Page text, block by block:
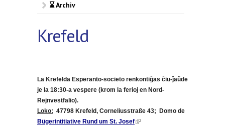
⌛ Archiv
Krefeld
La Krefelda Esperanto-societo renkontiĝas ĉiu-ĵaŭde
je la 18:30-a vespere (krom la ferioj en Nord-
Rejnvestfalio).
Loko: 47798 Krefeld, Corneliusstraße 43; Domo de
Bügerintitiative Rund um St. Josef(link is external)